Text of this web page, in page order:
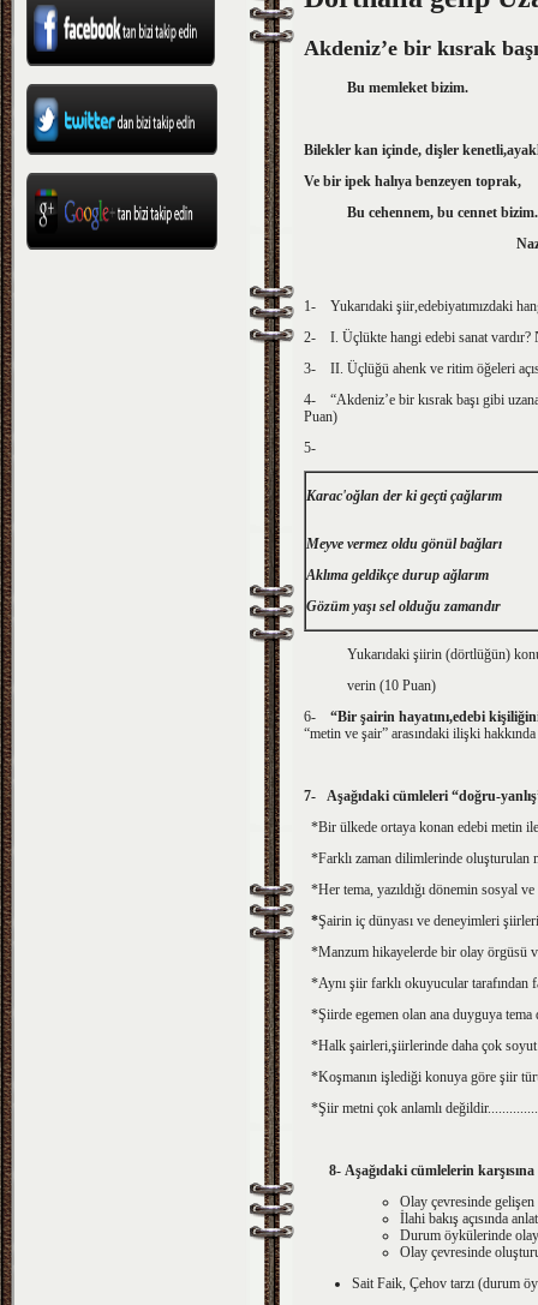
Akdeniz’e bir kısrak
Bu memleket bizim.
Bilekler kan içinde, dişler
Ve bir ipek halıya benzeyen toprak,
Bu cehennem, bu cennet bizim.
Nazım
1- Yukarıdaki şiir,edebiyatımızdaki
2- I. Üçlükte hangi edebi sanat vardır?
3- II. Üçlüğü ahenk ve ritim öğeleri
4- “Akdeniz’e bir kısrak başı gibi
Puan)
5-
Karac'oğlan der ki geçti
Meyve vermez oldu gönül bağları
Aklıma geldikçe durup ağlarım
Gözüm yaşı sel olduğu zamandır
Yukarıdaki şiirin (dörtlüğün) konu
verin (10 Puan)
6- “Bir şairin hayatını,edebi
“metin ve şair” arasındaki ilişki
7- Aşağıdaki cümleleri “doğru-
*Bir ülkede ortaya konan edebi metin
*Farklı zaman dilimlerinde oluşturulan
*Her tema, yazıldığı dönemin
*Şairin iç dünyası ve deneyimleri
*Manzum hikayelerde bir
*Aynı şiir farklı okuyucular
*Şiirde egemen olan ana
*Halk şairleri,şiirlerinde daha
*Koşmanın işlediği
*Şiir metni çok anlamlı
8- Aşağıdaki cümlelerin
Olay çevresinde gelişen
İlahi bakış açısında
Durum öykülerinde
Olay çevresinde
Sait Faik, Çehov tarzı (durum